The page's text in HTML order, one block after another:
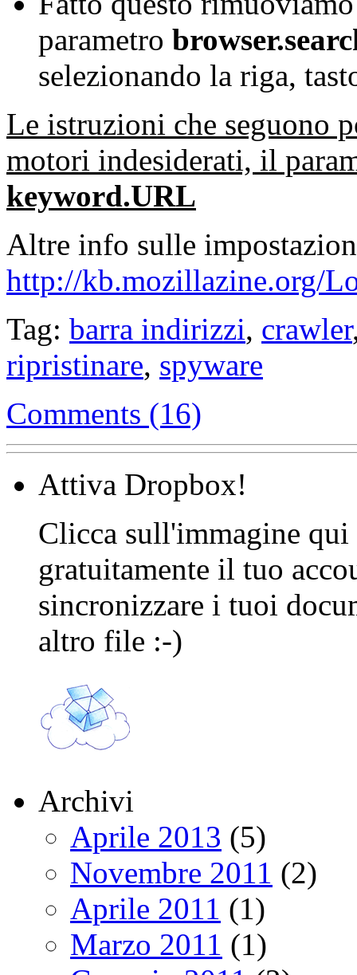
parametro
selezionando la riga,
Le istruzioni che seguono
motori indesiderati, il
keyword.URL
Altre info sulle
http://kb.mozillazine.org/
Tag: barra indirizzi, crawler
ripristinare, spyware
Comments (16)
Attiva Dropbox!
Clicca sull'immagine
gratuitamente il tuo
sincronizzare i tuoi
altro file :-)
Archivi
Aprile 2013 (5)
Novembre 2011 (2)
Aprile 2011 (1)
Marzo 2011 (1)